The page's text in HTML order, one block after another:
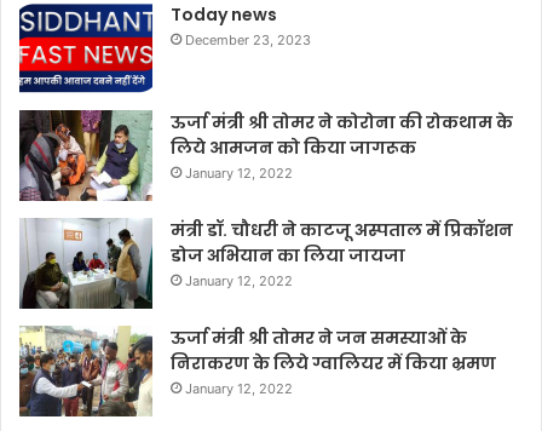
Today news
December 23, 2023
ऊर्जा मंत्री श्री तोमर ने कोरोना की रोकथाम के
लिये आमजन को किया जागरूक
January 12, 2022
मंत्री डॉ. चौधरी ने काटजू अस्पताल में प्रिकॉशन
डोज अभियान का लिया जायजा
January 12, 2022
ऊर्जा मंत्री श्री तोमर ने जन समस्याओं के
निराकरण के लिये ग्वालियर में किया भ्रमण
January 12, 2022